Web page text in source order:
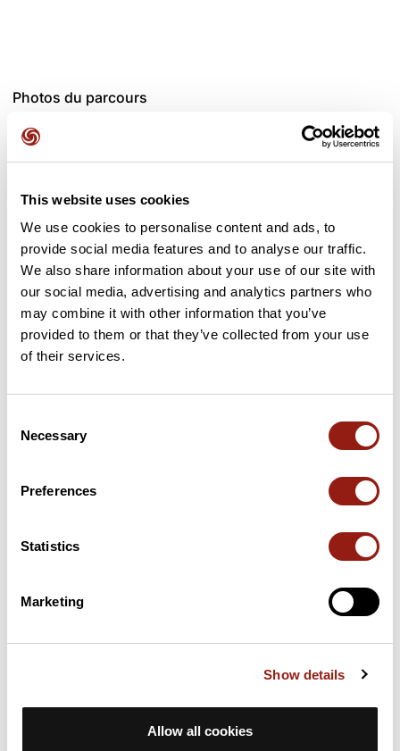
This website uses cookies
We use cookies to personalise content and ads, to
provide social media features and to analyse our traffic.
We also share information about your use of our site with
our social media, advertising and analytics partners who
may combine it with other information that you’ve
provided to them or that they’ve collected from your use
of their services.
Selection
Necessary
Preferences
Statistics
Marketing
Show details
Allow all cookies
Photos du parcours
Avis des utilisateurs
Résumé
Découvrez ce parcours de trail de 22 km à proximité de La
réaliser ce parcours.